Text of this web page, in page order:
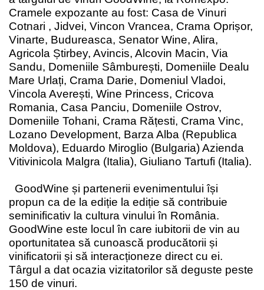
Cramele expozante au fost: Casa de Vinuri
Cotnari , Jidvei, Vincon Vrancea, Crama Oprișor,
Vinarte, Budureasca, Senator Wine, Alira,
Agricola Știrbey, Avincis, Alcovin Macin, Via
Sandu, Domeniile Sâmburești, Domeniile Dealu
Mare Urlați, Crama Darie, Domeniul Vladoi,
Vincola Averești, Wine Princess, Cricova
Romania, Casa Panciu, Domeniile Ostrov,
Domeniile Tohani, Crama Rățesti, Crama Vinc,
Lozano Development, Barza Alba (Republica
Moldova), Eduardo Miroglio (Bulgaria) Azienda
Vitivinicola Malgra (Italia), Giuliano Tartufi (Italia).
GoodWine și partenerii evenimentului își
propun ca de la ediție la ediție să contribuie
seminificativ la cultura vinului în România.
GoodWine este locul în care iubitorii de vin au
oportunitatea să cunoască producătorii și
vinificatorii și să interacționeze direct cu ei.
Târgul a dat ocazia vizitatorilor să deguste peste
150 de vinuri.